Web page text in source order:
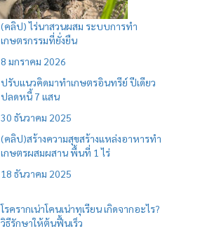
(คลิป) ไร่นาสวนผสม ระบบการทำ
เกษตรกรรมที่ยั่งยืน
8 มกราคม 2026
ปรับแนวคิดมาทำเกษตรอินทรีย์ ปีเดียว
ปลดหนี้ 7 แสน
30 ธันวาคม 2025
(คลิป)สร้างความสุขสร้างแหล่งอาหารทำ
เกษตรผสมผสาน พื้นที่ 1 ไร่
18 ธันวาคม 2025
โรครากเน่าโคนเน่าทุเรียน เกิดจากอะไร?
วิธีรักษาให้ต้นฟื้นเร็ว